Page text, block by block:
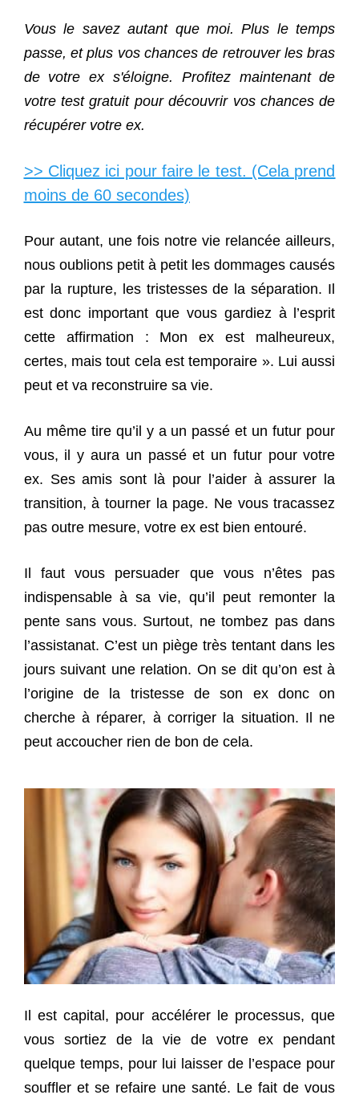
Vous le savez autant que moi. Plus le temps
passe, et plus vos chances de retrouver les bras
de votre ex s'éloigne. Profitez maintenant de
votre test gratuit pour découvrir vos chances de
récupérer votre ex.
>> Cliquez ici pour faire le test. (Cela prend
moins de 60 secondes)
Pour autant, une fois notre vie relancée ailleurs,
nous oublions petit à petit les dommages causés
par la rupture, les tristesses de la séparation. Il
est donc important que vous gardiez à l’esprit
cette affirmation : Mon ex est malheureux,
certes, mais tout cela est temporaire ». Lui aussi
peut et va reconstruire sa vie.
Au même tire qu’il y a un passé et un futur pour
vous, il y aura un passé et un futur pour votre
ex. Ses amis sont là pour l’aider à assurer la
transition, à tourner la page. Ne vous tracassez
pas outre mesure, votre ex est bien entouré.
Il faut vous persuader que vous n’êtes pas
indispensable à sa vie, qu’il peut remonter la
pente sans vous. Surtout, ne tombez pas dans
l’assistanat. C’est un piège très tentant dans les
jours suivant une relation. On se dit qu’on est à
l’origine de la tristesse de son ex donc on
cherche à réparer, à corriger la situation. Il ne
peut accoucher rien de bon de cela.
Il est capital, pour accélérer le processus, que
vous sortiez de la vie de votre ex pendant
quelque temps, pour lui laisser de l’espace pour
souffler et se refaire une santé. Le fait de vous